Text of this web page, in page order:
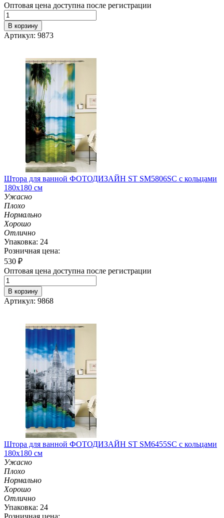
Оптовая цена доступна после регистрации
В корзину
Артикул: 9873
Штора для ванной ФОТОДИЗАЙН ST SM5806SC с кольцами
180х180 см
Ужасно
Плохо
Нормально
Хорошо
Отлично
Упаковка: 24
Розничная цена:
530 ₽
Оптовая цена доступна после регистрации
В корзину
Артикул: 9868
Штора для ванной ФОТОДИЗАЙН ST SM6455SC с кольцами
180х180 см
Ужасно
Плохо
Нормально
Хорошо
Отлично
Упаковка: 24
Розничная цена: